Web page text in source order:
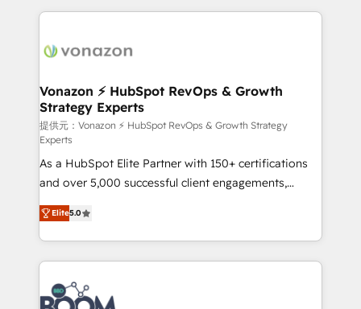
l'international, nous travaillons avec des ETI
delà d’une simple transformation digitale et des
➤ L’intégration de CRM et de méthodologie RevOps
pour aligner les équipes marketing, commerciales et
support client (data migration, synchronisation API,
audit et maintenance) ➤ La création de sites internet
de conversion qui transforment les visiteurs en
opportunités d'affaires ➤ La mise en place de
stratégies d'acquisition marketing (SEO, SEA,
inbound, automatisation marketing, ABM, IA,
emailing) Informations clés : - 10 ans d'expérience -
100+ intégrations CRM HubSpot réussies - 40
experts conseil - 150 certifications HubSpot
cumulées
Vonazon ⚡ HubSpot RevOps & Growth
Strategy Experts
提供元：Vonazon ⚡ HubSpot RevOps & Growth Strategy
Experts
As a HubSpot Elite Partner with 150+ certifications
and over 5,000 successful client engagements,
Vonazon turns marketing complexity into
measurable, scalable growth. From onboarding to
enterprise-grade campaigns, our in-house team
builds scalable strategies that drive long-term
revenue. ⚙️ HubSpot Integration & Optimization •
Seamless CRM, CMS, and automation setup •
Elite5.0